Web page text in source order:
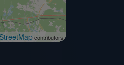
contributors